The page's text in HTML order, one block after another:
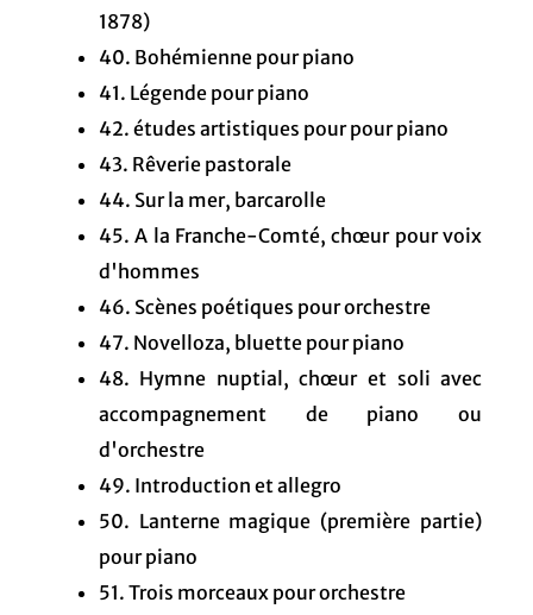
1878)
40. Bohémienne pour piano
41. Légende pour piano
42. études artistiques pour pour piano
43. Rêverie pastorale
44. Sur la mer, barcarolle
45. A la Franche-Comté, chœur pour voix
d'hommes
46. Scènes poétiques pour orchestre
47. Novelloza, bluette pour piano
48. Hymne nuptial, chœur et soli avec
accompagnement de piano ou
d'orchestre
49. Introduction et allegro
50. Lanterne magique (première partie)
pour piano
51. Trois morceaux pour orchestre